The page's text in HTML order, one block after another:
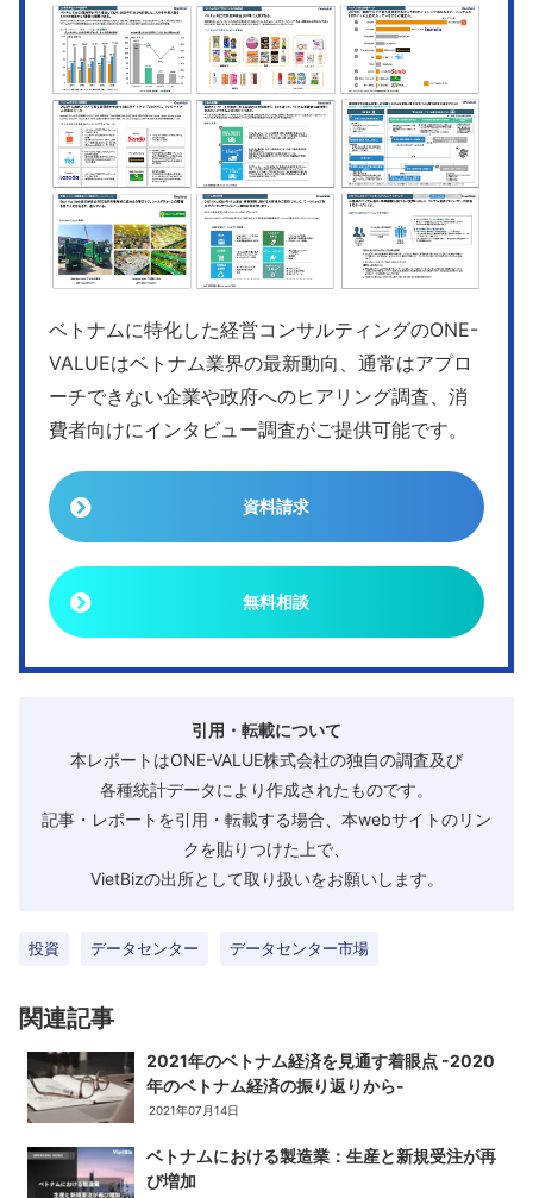
ベトナムに特化した経営コンサルティングのONE-
VALUEはベトナム業界の最新動向、通常はアプロ
ーチできない企業や政府へのヒアリング調査、消
費者向けにインタビュー調査がご提供可能です。
資料請求
無料相談
引用・転載について
本レポートはONE-VALUE株式会社の独自の調査及び
各種統計データにより作成されたものです。
記事・レポートを引用・転載する場合、本webサイトのリン
クを貼りつけた上で、
VietBizの出所として取り扱いをお願いします。
投資 データセンター データセンター市場
関連記事
2021年のベトナム経済を見通す着眼点 -2020
年のベトナム経済の振り返りから-
2021年07月14日
ベトナムにおける製造業：生産と新規受注が再
び増加